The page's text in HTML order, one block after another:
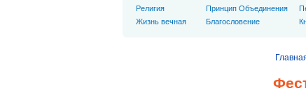
Религия
Жизнь вечная
Принцип Объединения
Благословение